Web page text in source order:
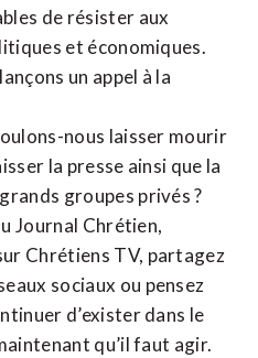
de résister aux
et économiques.
un appel à la
nous laisser mourir
la presse ainsi que la
groupes privés ?
Journal Chrétien,
Chrétiens TV, partagez
sociaux ou pensez
d’exister dans le
qu’il faut agir.